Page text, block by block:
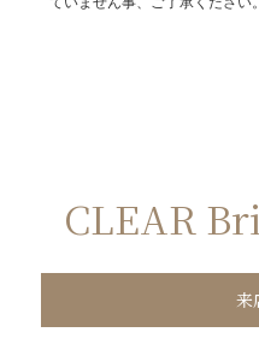
CLEAR
来